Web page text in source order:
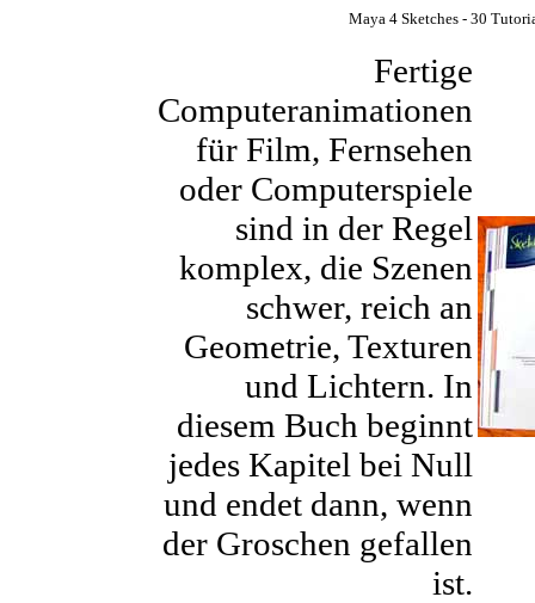
Maya 4 Sketches - 30
Fertige
Computeranimationen
für Film, Fernsehen
oder Computerspiele
sind in der Regel
komplex, die Szenen
schwer, reich an
Geometrie, Texturen
und Lichtern. In
diesem Buch beginnt
jedes Kapitel bei Null
und endet dann, wenn
der Groschen gefallen
ist.